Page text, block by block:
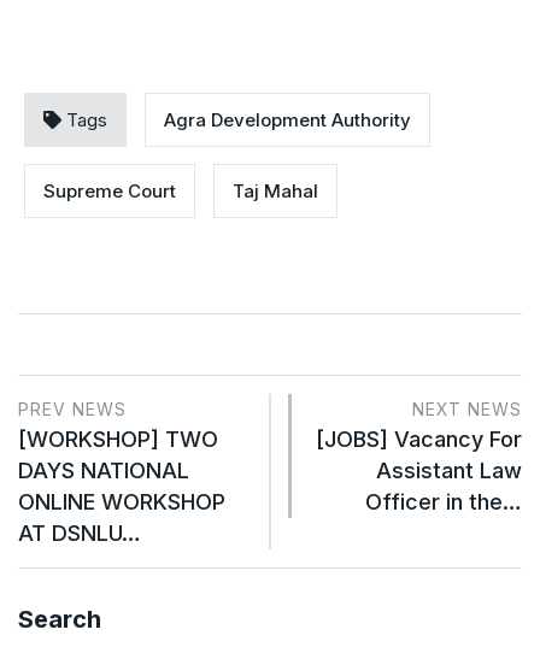
Tags Agra Development Authority
Supreme Court Taj Mahal
PREV NEWS
[WORKSHOP] TWO
DAYS NATIONAL
ONLINE WORKSHOP
AT DSNLU…
NEXT NEWS
[JOBS] Vacancy For
Assistant Law
Officer in the…
Search